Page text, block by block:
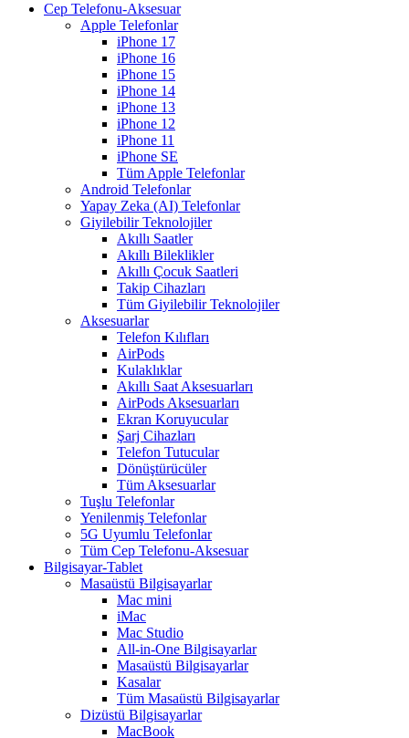
Cep Telefonu-Aksesuar
Apple Telefonlar
iPhone 17
iPhone 16
iPhone 15
iPhone 14
iPhone 13
iPhone 12
iPhone 11
iPhone SE
Tüm Apple Telefonlar
Android Telefonlar
Yapay Zeka (AI) Telefonlar
Giyilebilir Teknolojiler
Akıllı Saatler
Akıllı Bileklikler
Akıllı Çocuk Saatleri
Takip Cihazları
Tüm Giyilebilir Teknolojiler
Aksesuarlar
Telefon Kılıfları
AirPods
Kulaklıklar
Akıllı Saat Aksesuarları
AirPods Aksesuarları
Ekran Koruyucular
Şarj Cihazları
Telefon Tutucular
Dönüştürücüler
Tüm Aksesuarlar
Tuşlu Telefonlar
Yenilenmiş Telefonlar
5G Uyumlu Telefonlar
Tüm Cep Telefonu-Aksesuar
Bilgisayar-Tablet
Masaüstü Bilgisayarlar
Mac mini
iMac
Mac Studio
All-in-One Bilgisayarlar
Masaüstü Bilgisayarlar
Kasalar
Tüm Masaüstü Bilgisayarlar
Dizüstü Bilgisayarlar
MacBook